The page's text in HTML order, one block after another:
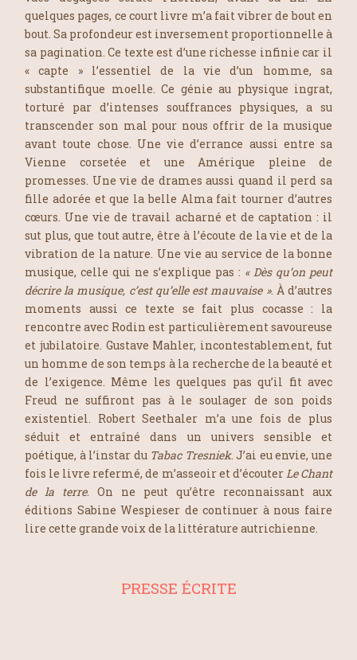
quelques pages, ce court livre m’a fait vibrer de bout en
bout. Sa profondeur est inversement proportionnelle à
sa pagination. Ce texte est d’une richesse infinie car il
« capte » l’essentiel de la vie d’un homme, sa
substantifique moelle. Ce génie au physique ingrat,
torturé par d’intenses souffrances physiques, a su
transcender son mal pour nous offrir de la musique
avant toute chose. Une vie d’errance aussi entre sa
Vienne corsetée et une Amérique pleine de
promesses. Une vie de drames aussi quand il perd sa
fille adorée et que la belle Alma fait tourner d’autres
cœurs. Une vie de travail acharné et de captation : il
sut plus, que tout autre, être à l’écoute de la vie et de la
vibration de la nature. Une vie au service de la bonne
musique, celle qui ne s’explique pas : « Dès qu’on peut
décrire la musique, c’est qu’elle est mauvaise ». À d’autres
moments aussi ce texte se fait plus cocasse : la
rencontre avec Rodin est particulièrement savoureuse
et jubilatoire. Gustave Mahler, incontestablement, fut
un homme de son temps à la recherche de la beauté et
de l’exigence. Même les quelques pas qu’il fit avec
Freud ne suffiront pas à le soulager de son poids
existentiel. Robert Seethaler m’a une fois de plus
séduit et entraîné dans un univers sensible et
poétique, à l’instar du Tabac Tresniek. J’ai eu envie, une
fois le livre refermé, de m’asseoir et d’écouter Le Chant
de la terre. On ne peut qu’être reconnaissant aux
éditions Sabine Wespieser de continuer à nous faire
lire cette grande voix de la littérature autrichienne.
PRESSE ÉCRITE